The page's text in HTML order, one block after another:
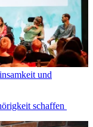
und
schaffen